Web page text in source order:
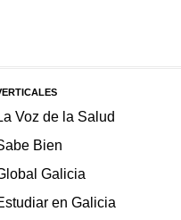
Voz de la Salud
Bien
Galicia
en Galicia